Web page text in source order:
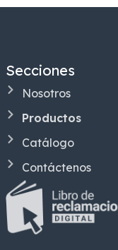
Secciones
Nosotros
Productos
Catálogo
Contáctenos